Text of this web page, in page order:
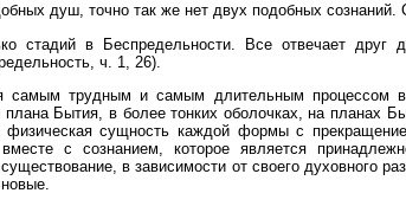
душ, точно так же нет двух подобных сознаний.
стадий в Беспредельности. Все отвечает друг
ч. 1, 26).
самым трудным и самым длительным процессом
плана Бытия, в более тонких оболочках, на планах
сущность каждой формы с
с сознанием, которое является
в зависимости от своего духовного